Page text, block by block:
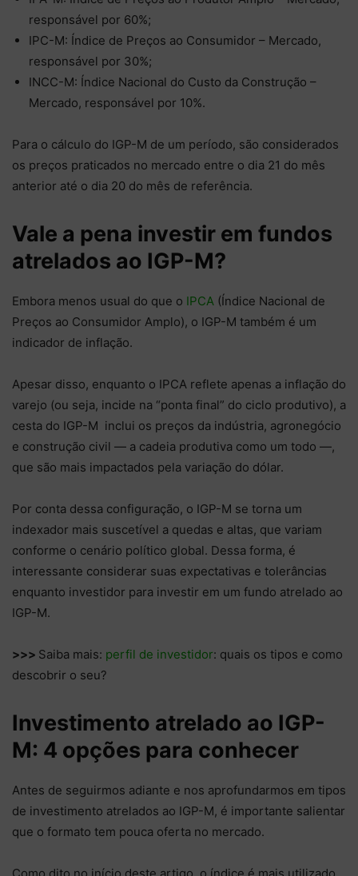
responsável por 60%;
IPC-M: Índice de Preços ao Consumidor – Mercado,
responsável por 30%;
INCC-M: Índice Nacional do Custo da Construção –
Mercado, responsável por 10%.
Para o cálculo do IGP-M de um período, são considerados
os preços praticados no mercado entre o dia 21 do mês
anterior até o dia 20 do mês de referência.
Vale a pena investir em fundos
atrelados ao IGP-M?
Embora menos usual do que o IPCA (Índice Nacional de
Preços ao Consumidor Amplo), o IGP-M também é um
indicador de inflação.
Apesar disso, enquanto o IPCA reflete apenas a inflação do
varejo (ou seja, incide na “ponta final” do ciclo produtivo), a
cesta do IGP-M inclui os preços da indústria, agronegócio
e construção civil — a cadeia produtiva como um todo —,
que são mais impactados pela variação do dólar.
Por conta dessa configuração, o IGP-M se torna um
indexador mais suscetível a quedas e altas, que variam
conforme o cenário político global. Dessa forma, é
interessante considerar suas expectativas e tolerâncias
enquanto investidor para investir em um fundo atrelado ao
IGP-M.
>>> Saiba mais: perfil de investidor: quais os tipos e como
descobrir o seu?
Investimento atrelado ao IGP-
M: 4 opções para conhecer
Antes de seguirmos adiante e nos aprofundarmos em tipos
de investimento atrelados ao IGP-M, é importante salientar
que o formato tem pouca oferta no mercado.
Como dito no início deste artigo, o índice é mais utilizado